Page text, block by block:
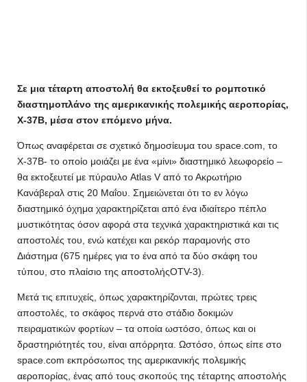
Σε μια τέταρτη αποστολή θα εκτοξευθεί το ρομποτικό
διαστημοπλάνο της αμερικανικής πολεμικής αεροπορίας,
Χ-37Β, μέσα στον επόμενο μήνα.
Όπως αναφέρεται σε σχετικό δημοσίευμα του space.com, το
X-37B- το οποίο μοιάζει με ένα «μίνι» διαστημικό λεωφορείο –
θα εκτοξευτεί με πύραυλο Atlas V από το Ακρωτήριο
Κανάβεραλ στις 20 Μαΐου. Σημειώνεται ότι το εν λόγω
διαστημικό όχημα χαρακτηρίζεται από ένα ιδιαίτερο πέπλο
μυστικότητας όσον αφορά στα τεχνικά χαρακτηριστικά και τις
αποστολές του, ενώ κατέχει και ρεκόρ παραμονής στο
Διάστημα (675 ημέρες για το ένα από τα δύο σκάφη του
τύπου, στο πλαίσιο της αποστολήςOTV-3).
Μετά τις επιτυχείς, όπως χαρακτηρίζονται, πρώτες τρεις
αποστολές, το σκάφος περνά στο στάδιο δοκιμών
πειραματικών φορτίων – τα οποία ωστόσο, όπως και οι
δραστηριότητές του, είναι απόρρητα. Ωστόσο, όπως είπε στο
space.com εκπρόσωπος της αμερικανικής πολεμικής
αεροπορίας, ένας από τους σκοπούς της τέταρτης αποστολής